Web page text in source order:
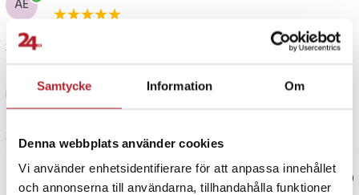
Samtycke Information Om
Denna webbplats använder cookies
Vi använder enhetsidentifierare för att anpassa innehållet
och annonserna till användarna, tillhandahålla funktioner
AE
2 år sedan
Rebecca
3 år sedan
Verified by Trustvoice